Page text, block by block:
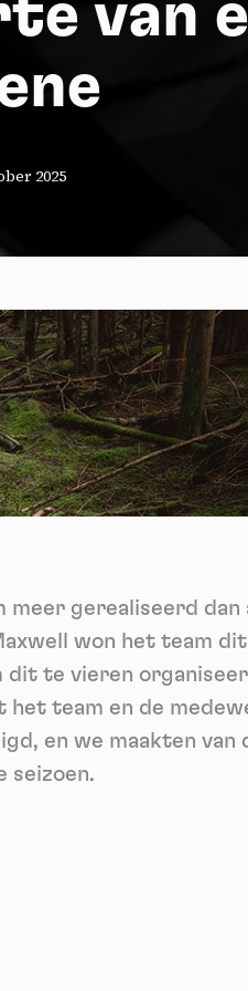
van
2025
gerealiseerd dan
won het team
te vieren
team en de
en we maakten
seizoen.
begrijp dat ik me op elk moment
panel
can install 8 cookies.
can install 4 cookies.